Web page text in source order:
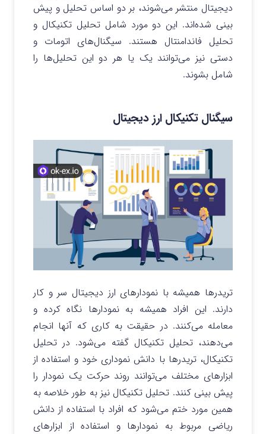
دیجیتال منتشر می‌شوند، بر دو اساس تحلیل و پیش
بینی شده‌اند. این دو مورد شامل تحلیل تکنیکال و
تحلیل فاندامنتال هستند. سیگنال‌های اتومات و
دستی نیز می‌توانند یک یا هر دو این تحلیل‌ها را
شامل بشوند.
سیگنال تکنیکال ارز دیجیتال
تریدرها همیشه با نمودارهای ارز دیجیتال سر و کار
دارند. این افراد همیشه به نمودارها نگاه کرده و
معامله می‌کنند. در حقیقت به کاری که آنها انجام
می‌دهند، تحلیل تکنیکال گفته می‌شود. در تحلیل
تکنیکال، تریدرها با دانش نموداری خود و استفاده از
ابزارهای مختلف می‌توانند روند حرکت یک نمودار را
پیش بینی کنند. تحلیل تکنیکال نیز به طور خلاصه به
همین مورد ختم می‌شود که افراد با استفاده از دانش
ریاضی مربوط به نمودارها و استفاده از ابزارهای